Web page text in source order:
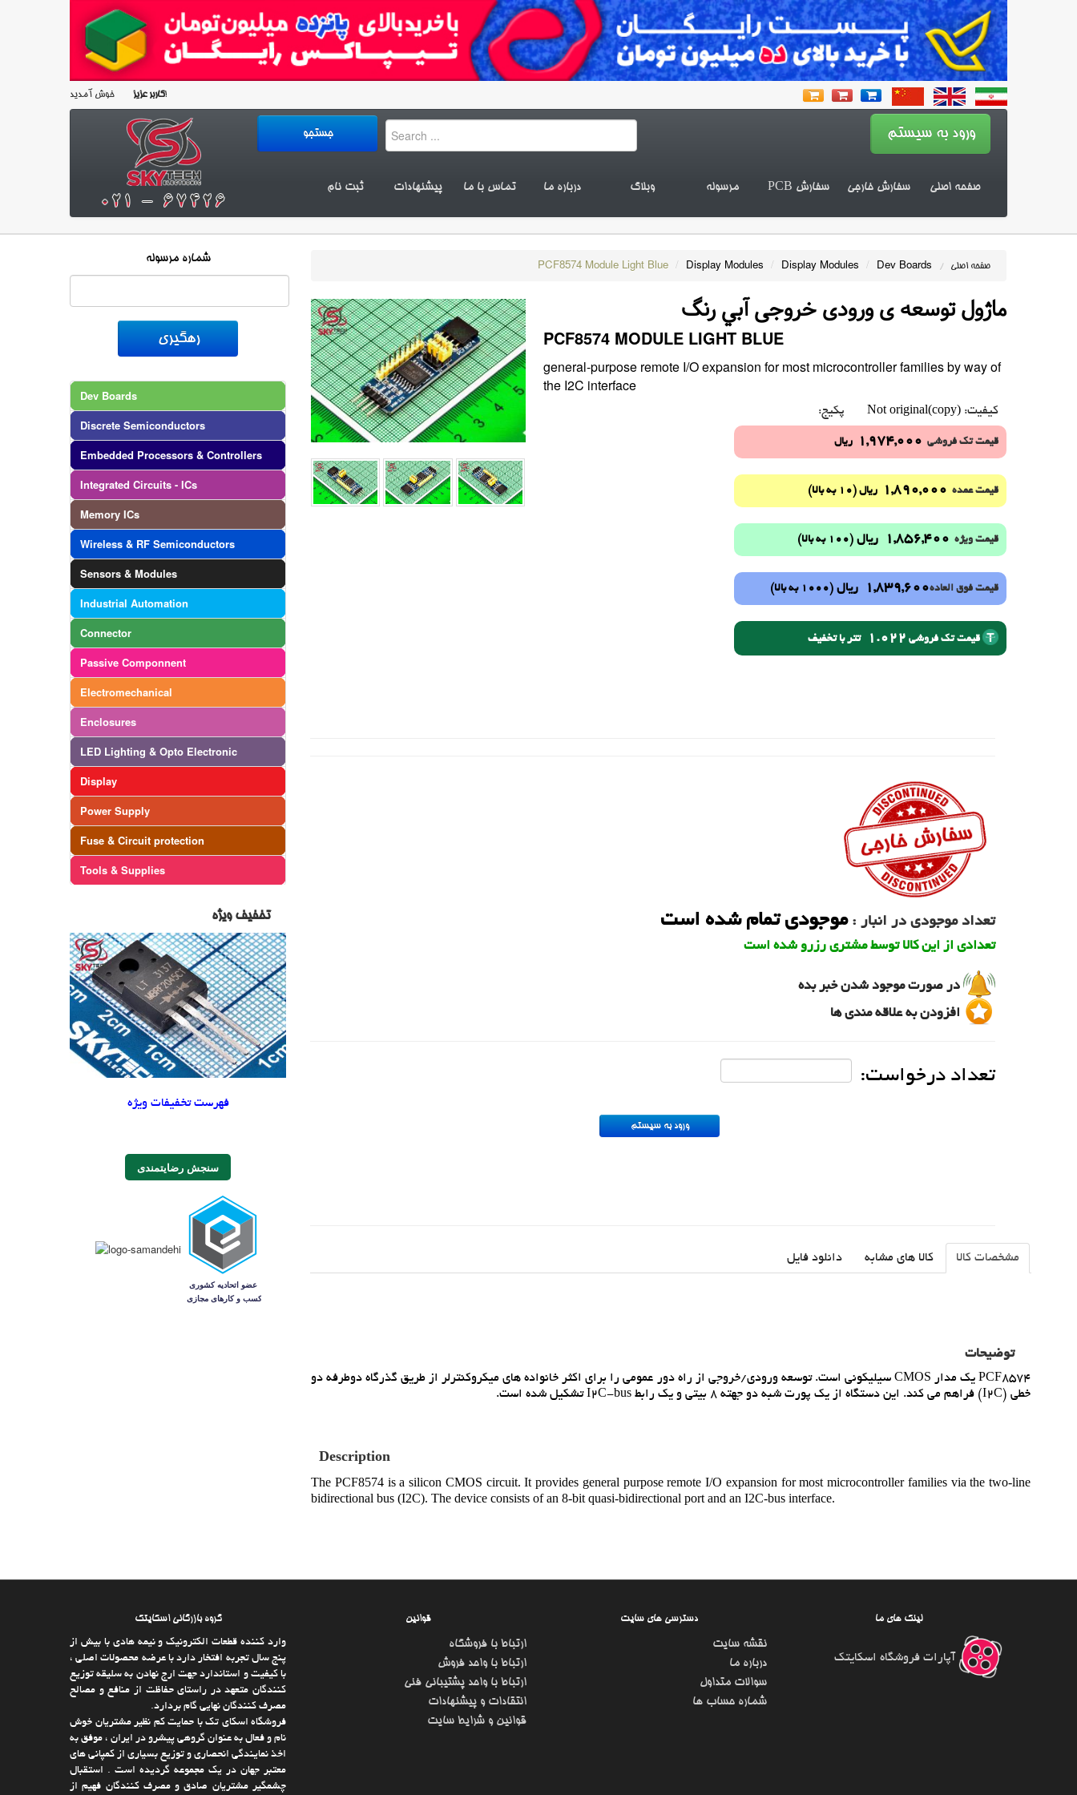
کاربر عزیزخوش آمدید!
صفحه اصلی سفارش خارجی سفارش PCB مرسوله وبلاگ درباره ما تماس با ما پیشنهادات ثبت نام
شماره مرسوله
Dev Boards
Discrete Semiconductors
Embedded Processors & Controllers
Integrated Circuits - ICs
Memory ICs
Wireless & RF Semiconductors
Sensors & Modules
Industrial Automation
Connector
Passive Componnent
Electromechanical
Enclosures
LED Lighting & Opto Electronic
Display
Power Supply
Fuse & Circuit protection
Tools & Supplies
تخفیف ویژه
فهرست تخفیفات ویژه
سنجش رضایتمندی
صفحه اصلی /
Dev Boards
/
Display Modules
/
Display Modules
/
PCF8574 Module Light Blue
ماژول توسعه ی ورودی خروجی آبي رنگ
PCF8574 MODULE LIGHT BLUE
general-purpose remote I/O expansion for most microcontroller families by way of
the I2C interface
کیفیت: Not original(copy) پکیج:
قیمت تک فروشی 1,974,000 ریال
قیمت عمده 1,890,000 ریال (10 به بالا)
قیمت ویژه 1,856,400 ریال (100 به بالا)
قیمت فوق العاده1,839,600 ریال (1000 به بالا)
قیمت تک فروشی 1.022 تتر با تخفیف
تعداد موجودی در انبار :موجودی تمام شده است
تعدادی از این کالا توسط مشتری رزرو شده است
در صورت موجود شدن خبر بده
افزودن به علاقه مندی ها
تعداد درخواست:
مشخصات کالا کالا های مشابه دانلود فایل
توضیحات
PCF8574 يک مدار CMOS سيليکوني است. توسعه ورودي/خروجي از راه دور عمومي را براي اکثر خانواده هاي ميکروکنترلر از طريق گذرگاه دوطرفه دو
خطي (I2C) فراهم مي کند. اين دستگاه از يک پورت شبه دو جهته 8 بيتي و يک رابط I2C-bus تشکيل شده است.
Description
The PCF8574 is a silicon CMOS circuit. It provides general purpose remote I/O expansion for most microcontroller families via the two-line
bidirectional bus (I2C). The device consists of an 8-bit quasi-bidirectional port and an I2C-bus interface.
گروه بازرگانی اسکایتک
وارد كننده قطعات الکترونیک و نیمه هادی با بیش از
پنج سال تجربه افتخار دارد با عرضه محصولات اصلی ،
با كیفیت و استاندارد جهت ارج نهادن به سلیقه توزیع
كنندگان متعهد در راستای حفاظت از منافع و مصالح
مصرف كنندگان نهایی گام بردارد.
فروشگاه اسکای تک با حمایت كم نظیر مشتریان خوش
نام و فعال به عنوان گروهی پیشرو در ایران ، موفق به
اخذ نمایندگی انحصاری و توزیع بسیاری از كمپانی های
معتبر جهان در یك مجموعه گردیده است . استقبال
چشمگیر مشتریان صادق و مصرف كنندگان فهیم از
قوانین
ارتباط با فروشگاه
ارتباط با واحد فروش
ارتباط با واحد پشتیبانی فنی
انتقادات و پیشنهادات
قوانین و شرایط سایت
دسترسی های سایت
نقشه سایت
درباره ما
سوالات متداول
شماره حساب ها
لینک های ما
آپارات فروشگاه اسکایتک